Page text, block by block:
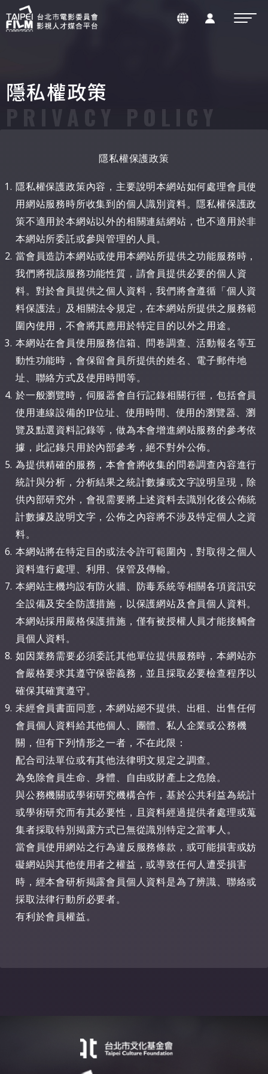
隱私權政策
PRIVACY POLICY
隱私權保護政策
隱私權保護政策內容，主要說明本網站如何處理會員使
用網站服務時所收集到的個人識別資料。隱私權保護政
策不適用於本網站以外的相關連結網站，也不適用於非
本網站所委託或參與管理的人員。
當會員造訪本網站或使用本網站所提供之功能服務時，
我們將視該服務功能性質，請會員提供必要的個人資
料。對於會員提供之個人資料，我們將會遵循「個人資
料保護法」及相關法令規定，在本網站所提供之服務範
圍內使用，不會將其應用於特定目的以外之用途。
本網站在會員使用服務信箱、問卷調查、活動報名等互
動性功能時，會保留會員所提供的姓名、電子郵件地
址、聯絡方式及使用時間等。
於一般瀏覽時，伺服器會自行記錄相關行徑，包括會員
使用連線設備的IP位址、使用時間、使用的瀏覽器、瀏
覽及點選資料記錄等，做為本會增進網站服務的參考依
據，此記錄只用於內部參考，絕不對外公佈。
為提供精確的服務，本會會將收集的問卷調查內容進行
統計與分析，分析結果之統計數據或文字說明呈現，除
供內部研究外，會視需要將上述資料去識別化後公佈統
計數據及說明文字，公佈之內容將不涉及特定個人之資
料。
本網站將在特定目的或法令許可範圍內，對取得之個人
資料進行處理、利用、保管及傳輸。
本網站主機均設有防火牆、防毒系統等相關各項資訊安
全設備及安全防護措施，以保護網站及會員個人資料。
本網站採用嚴格保護措施，僅有被授權人員才能接觸會
員個人資料。
如因業務需要必須委託其他單位提供服務時，本網站亦
會嚴格要求其遵守保密義務，並且採取必要檢查程序以
確保其確實遵守。
未經會員書面同意，本網站絕不提供、出租、出售任何
會員個人資料給其他個人、團體、私人企業或公務機
關，但有下列情形之一者，不在此限：
配合司法單位或有其他法律明文規定之調查。
為免除會員生命、身體、自由或財產上之危險。
與公務機關或學術研究機構合作，基於公共利益為統計
或學術研究而有其必要性，且資料經過提供者處理或蒐
集者採取特別揭露方式已無從識別特定之當事人。
當會員使用網站之行為違反服務條款，或可能損害或妨
礙網站與其他使用者之權益，或導致任何人遭受損害
時，經本會研析揭露會員個人資料是為了辨識、聯絡或
採取法律行動所必要者。
有利於會員權益。